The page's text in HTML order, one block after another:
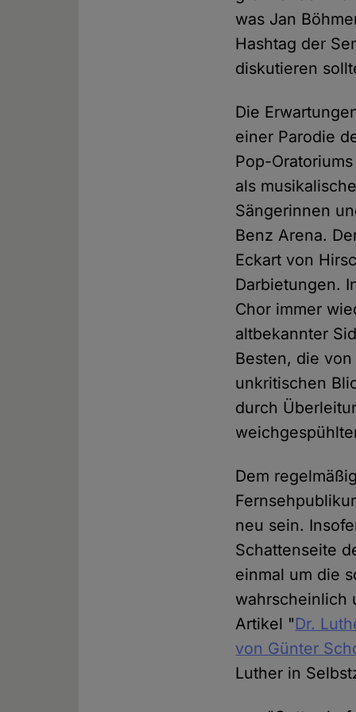
was Jan
Hashtag der
diskutieren
Die
einer Parodie
Pop-
als
Sängerinnen
Benz Arena.
Eckart von
Darbietungen.
Chor immer
altbekannter
Besten, die
unkritischen
durch
Dem
neu sein.
Schattenseite
einmal um die
wahrscheinlich
Artikel "Dr.
von Günter
Luther in